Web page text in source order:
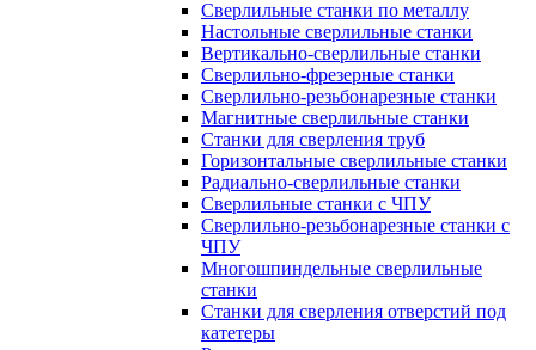
Сверлильные станки по металлу
Настольные сверлильные станки
Вертикально-сверлильные станки
Сверлильно-фрезерные станки
Сверлильно-резьбонарезные станки
Магнитные сверлильные станки
Станки для сверления труб
Горизонтальные сверлильные станки
Радиально-сверлильные станки
Сверлильные станки с ЧПУ
Сверлильно-резьбонарезные станки с
ЧПУ
Многошпиндельные сверлильные
станки
Станки для сверления отверстий под
катетеры